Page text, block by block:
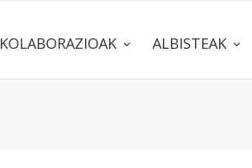
KOLABORAZIOAK ALBISTEAK